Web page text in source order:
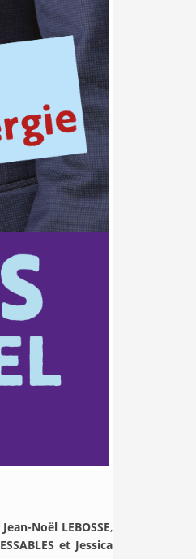
Jean-Noël LEBOSSE,
et Jessica